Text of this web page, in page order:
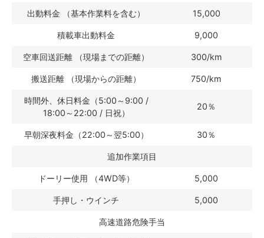
出動料金 （基本作業料を含む） 15,000
積載車出動料金 9,000
空車回送距離 （現場までの距離） 300/km
搬送距離 （現場からの距離） 750/km
時間外、休日料金（5:00～9:00 /
18:00～22:00 / 日祝）
20％
早朝深夜料金（22:00～翌5:00） 30％
追加作業項目
ドーリー使用 （4WD等） 5,000
手押し・ウインチ 5,000
高速道路危険手当